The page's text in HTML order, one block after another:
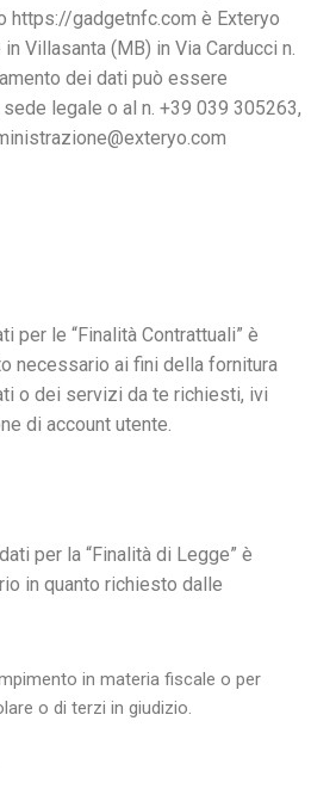
https://gadgetnfc.com è Exteryo
Villasanta (MB) in Via Carducci n.
dei dati può essere
legale o al n. +39 039 305263,
per le “Finalità Contrattuali” è
necessario ai fini della fornitura
o dei servizi da te richiesti, ivi
di account utente.
per la “Finalità di Legge” è
in quanto richiesto dalle
in materia fiscale o per
o di terzi in giudizio.